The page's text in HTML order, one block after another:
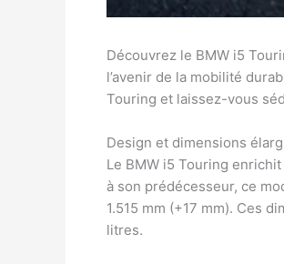
Découvrez le BMW i5
l’avenir de la mobilité
Touring et laissez-vous
Design et dimensions
Le BMW i5 Touring
à son prédécesseur, ce
1.515 mm (+17 mm). Ces
litres.